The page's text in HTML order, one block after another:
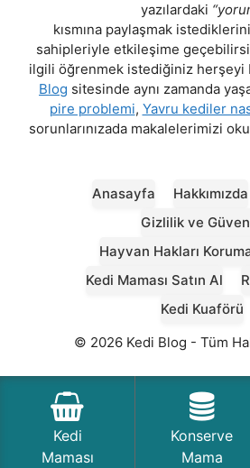
yazılardaki
kısmına paylaşmak
sahipleriyle etkileşime
ilgili öğrenmek istediğiniz herşeyi
Blog sitesinde aynı zamanda
pire problemi, Yavru kediler
sorunlarınızada makalelerimizi
Anasayfa Hakkımızda
Gizlilik ve
Hayvan Hakları
Kedi Maması Satın Al
Kedi Kuaförü
© 2026 Kedi Blog - Tüm
Kedi
Maması
Konserve
Mama